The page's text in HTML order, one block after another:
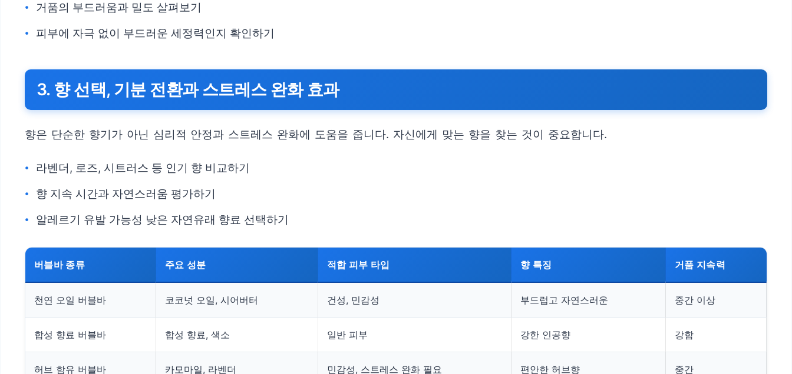
거품의 부드러움과 밀도 살펴보기
피부에 자극 없이 부드러운 세정력인지 확인하기
3. 향 선택, 기분 전환과 스트레스 완화 효과
향은 단순한 향기가 아닌 심리적 안정과 스트레스 완화에 도움을 줍니다. 자신에게 맞는 향을 찾는 것이 중요합니다.
라벤더, 로즈, 시트러스 등 인기 향 비교하기
향 지속 시간과 자연스러움 평가하기
알레르기 유발 가능성 낮은 자연유래 향료 선택하기
버블바 종류 주요 성분 적합 피부 타입 향 특징 거품 지속력
천연 오일 버블바 코코넛 오일, 시어버터 건성, 민감성 부드럽고 자연스러운 중간 이상
합성 향료 버블바 합성 향료, 색소 일반 피부 강한 인공향 강함
허브 함유 버블바 카모마일, 라벤더 민감성, 스트레스 완화 필요 편안한 허브향 중간